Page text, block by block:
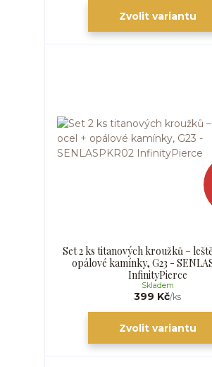
Zvolit variantu
Set 2 ks titanových kroužků –
opálové kamínky, G23 -
InfinityPierce
399 Kč/ks
Skladem
Zvolit variantu